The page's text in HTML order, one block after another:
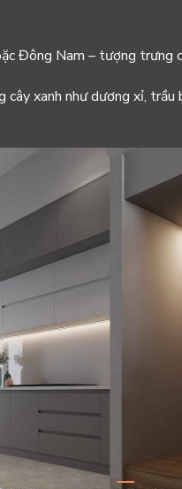
Đông Nam – tượng trưng
xanh như dương xỉ,